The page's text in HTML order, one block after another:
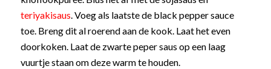
teriyakisaus. Voeg als laatste de black pepper sauce
toe. Breng dit al roerend aan de kook. Laat het even
doorkoken. Laat de zwarte peper saus op een laag
vuurtje staan om deze warm te houden.